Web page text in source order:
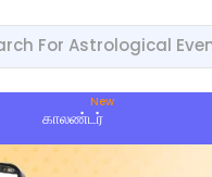
காலண்டர்